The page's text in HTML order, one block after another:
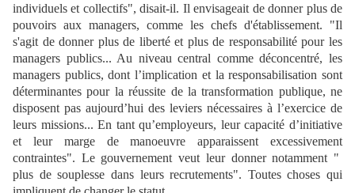
individuels et collectifs", disait-il. Il envisageait de donner plus de
pouvoirs aux managers, comme les chefs d'établissement. "Il
s'agit de donner plus de liberté et plus de responsabilité pour les
managers publics... Au niveau central comme déconcentré, les
managers publics, dont l’implication et la responsabilisation sont
déterminantes pour la réussite de la transformation publique, ne
disposent pas aujourd’hui des leviers nécessaires à l’exercice de
leurs missions... En tant qu’employeurs, leur capacité d’initiative
et leur marge de manoeuvre apparaissent excessivement
contraintes". Le gouvernement veut leur donner notamment "
plus de souplesse dans leurs recrutements". Toutes choses qui